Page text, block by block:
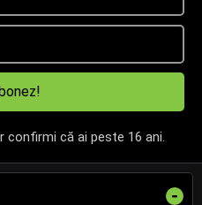
confirmi că ai peste 16 ani.
-